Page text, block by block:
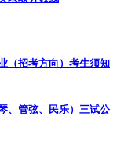
（招考方向）考生须知
、管弦、民乐）三试公